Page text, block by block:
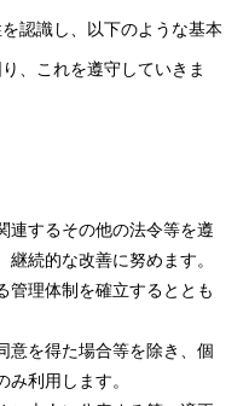
認識し、以下のような基本
、これを遵守していきま
連するその他の法令等を遵
続的な改善に努めます。
管理体制を確立するととも
意を得た場合等を除き、個
利用します。